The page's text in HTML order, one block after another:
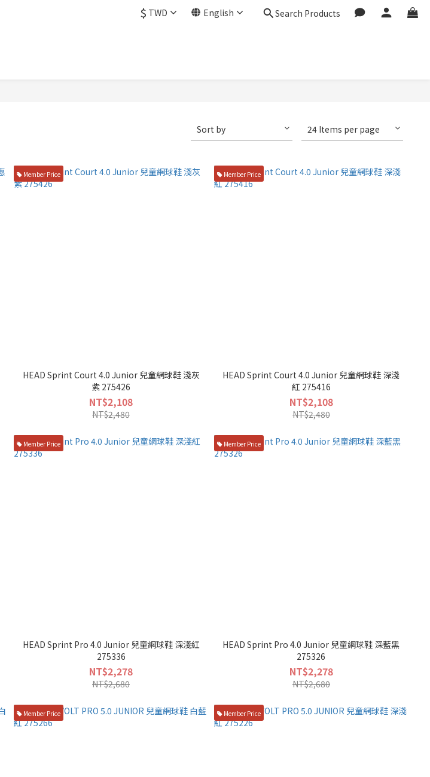
$ TWD English Search Products
Sort by 24 Items per page
Member Price
HEAD Sprint Court 4.0 Junior 兒童網球鞋 淺灰
紫 275426
NT$2,108
NT$2,480
Member Price
HEAD Sprint Court 4.0 Junior 兒童網球鞋 深淺
紅 275416
NT$2,108
NT$2,480
Member Price
HEAD Sprint Pro 4.0 Junior 兒童網球鞋 深淺紅
275336
NT$2,278
NT$2,680
Member Price
HEAD Sprint Pro 4.0 Junior 兒童網球鞋 深藍黑
275326
NT$2,278
NT$2,680
Member Price Member Price